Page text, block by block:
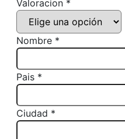
Valoracion *
Nombre *
Pais *
Ciudad *